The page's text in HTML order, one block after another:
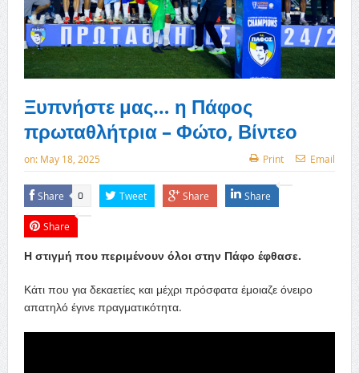
Ξυπνήστε μας… η Πάφος
πρωταθλήτρια – Φώτο, Βίντεο
on: May 18, 2025 Print Email
Share 0 Tweet Share Share
Share
Η στιγμή που περιμένουν όλοι στην Πάφο έφθασε.
Κάτι που για δεκαετίες και μέχρι πρόσφατα έμοιαζε όνειρο
απατηλό έγινε πραγματικότητα.